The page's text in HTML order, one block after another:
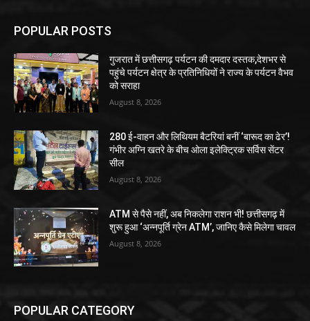
POPULAR POSTS
गुजरात में छत्तीसगढ़ पर्यटन की दमदार दस्तक,देशभर से
पहुंचे पर्यटन क्षेत्र के प्रतिनिधियों ने राज्य के पर्यटन वैभव
को सराहा
August 8, 2026
280 ई-वाहन और लिथियम बैटरियां बनीं ‘बारूद का ढेर’!
गंभीर अग्नि खतरे के बीच ओला इलेक्ट्रिक सर्विस सेंटर
सील
August 8, 2026
ATM से पैसे नहीं, अब निकलेगा राशन भी! छत्तीसगढ़ में
शुरू हुआ ‘अन्नपूर्ति ग्रेन ATM’, जानिए कैसे मिलेगा चावल
August 8, 2026
POPULAR CATEGORY